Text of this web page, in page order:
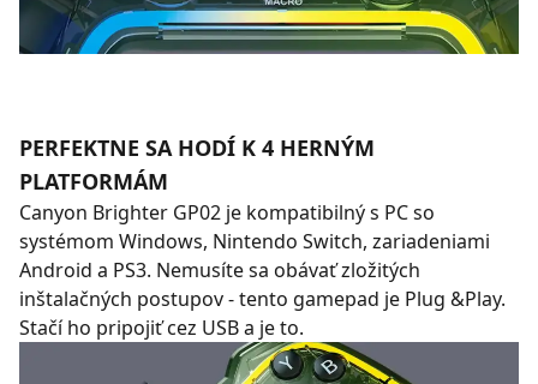
PERFEKTNE SA HODÍ K 4 HERNÝM
PLATFORMÁM
Canyon Brighter GP02 je kompatibilný s PC so
systémom Windows, Nintendo Switch, zariadeniami
Android a PS3. Nemusíte sa obávať zložitých
inštalačných postupov - tento gamepad je Plug &Play.
Stačí ho pripojiť cez USB a je to.